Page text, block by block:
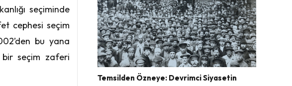
seçiminde
cephesi seçim
bu yana
bir seçim zaferi
Temsilden Özneye: Devrimci Siyasetin